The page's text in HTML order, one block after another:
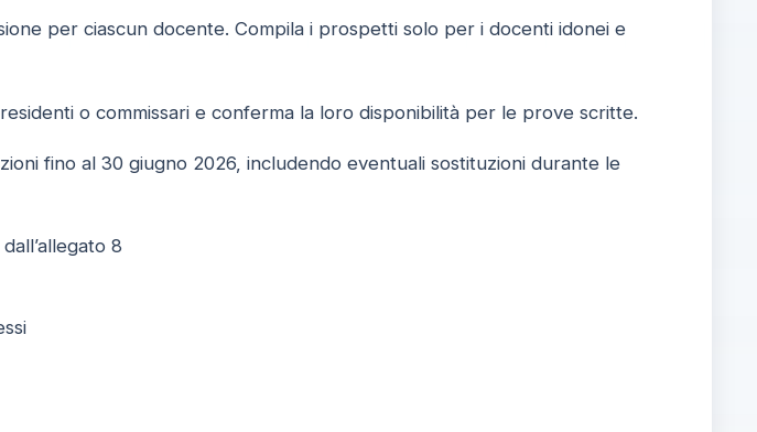
per ciascun docente. Compila i prospetti solo per i docenti idonei e
o commissari e conferma la loro disponibilità per le prove scritte.
fino al 30 giugno 2026, includendo eventuali sostituzioni durante le
8